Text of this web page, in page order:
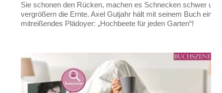
Sie schonen den Rücken, machen es Schnecken schwer und
vergrößern die Ernte. Axel Gutjahr hält mit seinem Buch ein
mitreißendes Plädoyer: „Hochbeete für jeden Garten“!